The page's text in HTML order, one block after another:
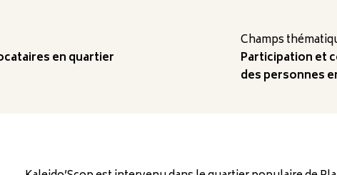
en quartier
Champs
Participation et
des personnes